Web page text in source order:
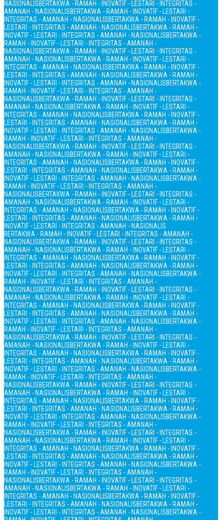
NASIONALISBERTAKWA - RAMAH - INOVATIF - LESTARI - INTEGRITAS -
AMANAH - NASIONALISBERTAKWA - RAMAH - INOVATIF - LESTARI -
INTEGRITAS - AMANAH - NASIONALISBERTAKWA - RAMAH - INOVATIF -
LESTARI - INTEGRITAS - AMANAH - NASIONALISBERTAKWA - RAMAH -
INOVATIF - LESTARI - INTEGRITAS - AMANAH - NASIONALISBERTAKWA -
RAMAH - INOVATIF - LESTARI - INTEGRITAS - AMANAH -
NASIONALISBERTAKWA - RAMAH - INOVATIF - LESTARI - INTEGRITAS -
AMANAH - NASIONALISBERTAKWA - RAMAH - INOVATIF - LESTARI -
INTEGRITAS - AMANAH - NASIONALISBERTAKWA - RAMAH - INOVATIF -
LESTARI - INTEGRITAS - AMANAH - NASIONALISBERTAKWA - RAMAH -
INOVATIF - LESTARI - INTEGRITAS - AMANAH - NASIONALISBERTAKWA -
RAMAH - INOVATIF - LESTARI - INTEGRITAS - AMANAH -
NASIONALISBERTAKWA - RAMAH - INOVATIF - LESTARI - INTEGRITAS -
AMANAH - NASIONALISBERTAKWA - RAMAH - INOVATIF - LESTARI -
INTEGRITAS - AMANAH - NASIONALISBERTAKWA - RAMAH - INOVATIF -
LESTARI - INTEGRITAS - AMANAH - NASIONALISBERTAKWA - RAMAH -
INOVATIF - LESTARI - INTEGRITAS - AMANAH - NASIONALISBERTAKWA -
RAMAH - INOVATIF - LESTARI - INTEGRITAS - AMANAH -
NASIONALISBERTAKWA - RAMAH - INOVATIF - LESTARI - INTEGRITAS -
AMANAH - NASIONALISBERTAKWA - RAMAH - INOVATIF - LESTARI -
INTEGRITAS - AMANAH - NASIONALISBERTAKWA - RAMAH - INOVATIF -
LESTARI - INTEGRITAS - AMANAH - NASIONALISBERTAKWA - RAMAH -
INOVATIF - LESTARI - INTEGRITAS - AMANAH - NASIONALISBERTAKWA -
RAMAH - INOVATIF - LESTARI - INTEGRITAS - AMANAH -
NASIONALISBERTAKWA - RAMAH - INOVATIF - LESTARI - INTEGRITAS -
AMANAH - NASIONALISBERTAKWA - RAMAH - INOVATIF - LESTARI -
INTEGRITAS - AMANAH - NASIONALISBERTAKWA - RAMAH - INOVATIF -
LESTARI - INTEGRITAS - AMANAH - NASIONALISBERTAKWA - RAMAH -
INOVATIF - LESTARI - INTEGRITAS - AMANAH - NASIONALIS
BERTAKWA - RAMAH - INOVATIF - LESTARI - INTEGRITAS - AMANAH -
NASIONALISBERTAKWA - RAMAH - INOVATIF - LESTARI - INTEGRITAS -
AMANAH - NASIONALISBERTAKWA - RAMAH - INOVATIF - LESTARI -
INTEGRITAS - AMANAH - NASIONALISBERTAKWA - RAMAH - INOVATIF -
LESTARI - INTEGRITAS - AMANAH - NASIONALISBERTAKWA - RAMAH -
INOVATIF - LESTARI - INTEGRITAS - AMANAH - NASIONALISBERTAKWA -
RAMAH - INOVATIF - LESTARI - INTEGRITAS - AMANAH -
NASIONALISBERTAKWA - RAMAH - INOVATIF - LESTARI - INTEGRITAS -
AMANAH - NASIONALISBERTAKWA - RAMAH - INOVATIF - LESTARI -
INTEGRITAS - AMANAH - NASIONALISBERTAKWA - RAMAH - INOVATIF -
LESTARI - INTEGRITAS - AMANAH - NASIONALISBERTAKWA - RAMAH -
INOVATIF - LESTARI - INTEGRITAS - AMANAH - NASIONALISBERTAKWA -
RAMAH - INOVATIF - LESTARI - INTEGRITAS - AMANAH -
NASIONALISBERTAKWA - RAMAH - INOVATIF - LESTARI - INTEGRITAS -
AMANAH - NASIONALISBERTAKWA - RAMAH - INOVATIF - LESTARI -
INTEGRITAS - AMANAH - NASIONALISBERTAKWA - RAMAH - INOVATIF -
LESTARI - INTEGRITAS - AMANAH - NASIONALISBERTAKWA - RAMAH -
INOVATIF - LESTARI - INTEGRITAS - AMANAH - NASIONALISBERTAKWA -
RAMAH - INOVATIF - LESTARI - INTEGRITAS - AMANAH -
NASIONALISBERTAKWA - RAMAH - INOVATIF - LESTARI - INTEGRITAS -
AMANAH - NASIONALISBERTAKWA - RAMAH - INOVATIF - LESTARI -
INTEGRITAS - AMANAH - NASIONALISBERTAKWA - RAMAH - INOVATIF -
LESTARI - INTEGRITAS - AMANAH - NASIONALISBERTAKWA - RAMAH -
INOVATIF - LESTARI - INTEGRITAS - AMANAH - NASIONALISBERTAKWA -
RAMAH - INOVATIF - LESTARI - INTEGRITAS - AMANAH -
NASIONALISBERTAKWA - RAMAH - INOVATIF - LESTARI - INTEGRITAS -
AMANAH - NASIONALISBERTAKWA - RAMAH - INOVATIF - LESTARI -
INTEGRITAS - AMANAH - NASIONALISBERTAKWA - RAMAH - INOVATIF -
LESTARI - INTEGRITAS - AMANAH - NASIONALISBERTAKWA - RAMAH -
INOVATIF - LESTARI - INTEGRITAS - AMANAH - NASIONALISBERTAKWA -
RAMAH - INOVATIF - LESTARI - INTEGRITAS - AMANAH -
NASIONALISBERTAKWA - RAMAH - INOVATIF - LESTARI - INTEGRITAS -
AMANAH - NASIONALISBERTAKWA - RAMAH - INOVATIF - LESTARI -
INTEGRITAS - AMANAH - NASIONALISBERTAKWA - RAMAH - INOVATIF -
LESTARI - INTEGRITAS - AMANAH - NASIONALISBERTAKWA - RAMAH -
INOVATIF - LESTARI - INTEGRITAS - AMANAH - NASIONALISBERTAKWA -